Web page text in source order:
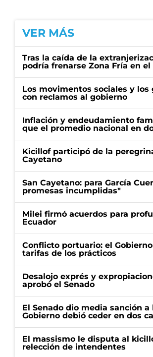
VER MÁS
Tras la caída de la
podría frenarse Zona Fría en el
Los movimentos sociales y
con reclamos al gobierno
Inflación y endeudamiento
que el promedio nacional en
Kicillof participó de la
Cayetano
San Cayetano: para García
promesas incumplidas"
Milei firmó acuerdos para
Ecuador
Conflicto portuario: el
tarifas de los prácticos
Desalojo exprés y
aprobó el Senado
El Senado dio media sanción
Gobierno debió ceder en dos
El massismo le disputa al
relección de intendentes